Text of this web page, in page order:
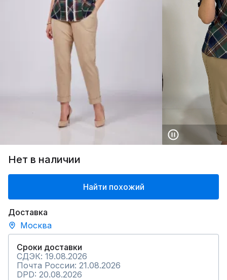
Нет в наличии
Найти похожий
Доставка
Москва
Сроки доставки
СДЭК: 19.08.2026
Почта России: 21.08.2026
DPD: 20.08.2026